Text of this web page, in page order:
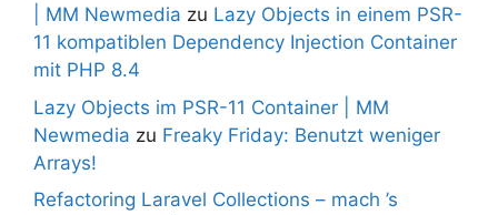
| MM Newmedia zu Lazy Objects in einem PSR-
11 kompatiblen Dependency Injection Container
mit PHP 8.4
Lazy Objects im PSR-11 Container | MM
Newmedia zu Freaky Friday: Benutzt weniger
Arrays!
Refactoring Laravel Collections – mach ’s